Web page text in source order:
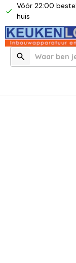
Vóór 22:00
huis